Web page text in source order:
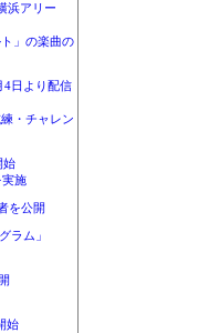
浜アリー
」の楽曲の
4日より配信
・チャレン
始
実施
を公開
ラム」
始